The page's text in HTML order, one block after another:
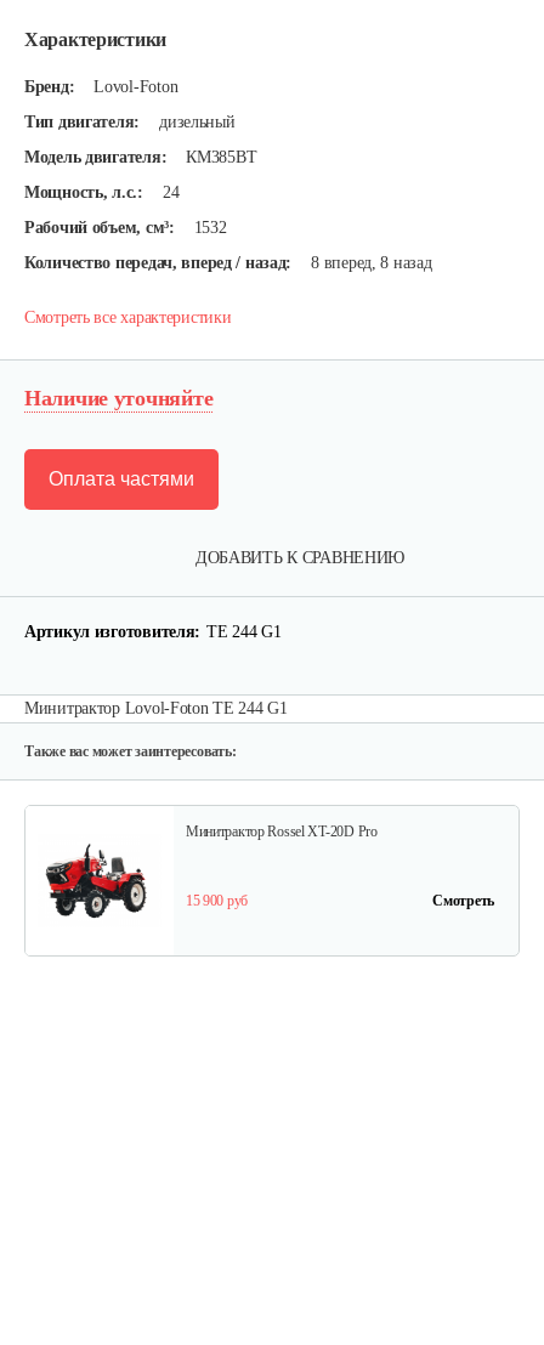
Характеристики
Бренд:
Lovol-Foton
Тип двигателя:
дизельный
Модель двигателя:
КМ385ВТ
Мощность, л.с.:
24
Рабочий объем, см³:
1532
Количество передач, вперед / назад:
8 вперед, 8 назад
Смотреть все характеристики
Наличие уточняйте
ДОБАВИТЬ К СРАВНЕНИЮ
Оплата частями
Артикул изготовителя: TE 244 G1
Минитрактор Lovol-Foton TE 244 G1
Также вас может заинтересовать:
Минитрактор Rossel XT-20D Pro
15 900 руб Смотреть